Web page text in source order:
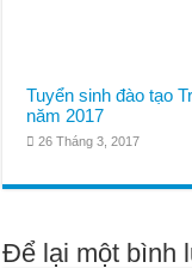
Tuyển sinh đào tạo
năm 2017
26 Tháng 3, 2017
Để lại một bình